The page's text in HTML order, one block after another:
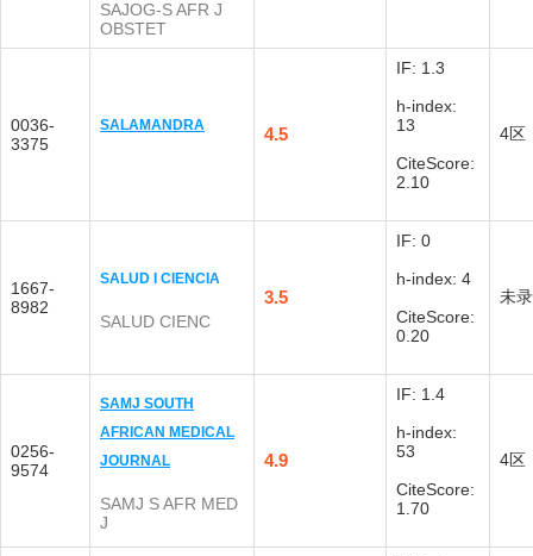
SAJOG-S AFR J
OBSTET
0036-
3375
SALAMANDRA 4.5
IF: 1.3
h-index:
13
CiteScore:
2.10
4区
1667-
8982
SALUD I CIENCIA
SALUD CIENC
3.5
IF: 0
h-index: 4
CiteScore:
0.20
未录
0256-
9574
SAMJ SOUTH
AFRICAN MEDICAL
JOURNAL
SAMJ S AFR MED
J
4.9
IF: 1.4
h-index:
53
CiteScore:
1.70
4区